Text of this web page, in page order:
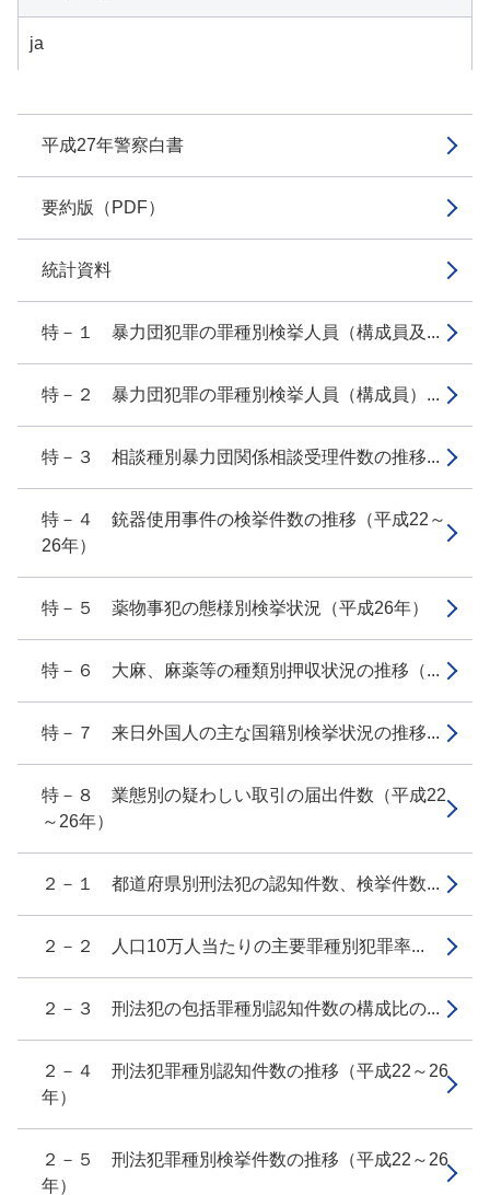
平成27年警察白書
要約版（PDF）
統計資料
特－１ 暴力団犯罪の罪種別検挙人員（構成員及...
特－２ 暴力団犯罪の罪種別検挙人員（構成員）...
特－３ 相談種別暴力団関係相談受理件数の推移...
特－４ 銃器使用事件の検挙件数の推移（平成22～
26年）
特－５ 薬物事犯の態様別検挙状況（平成26年）
特－６ 大麻、麻薬等の種類別押収状況の推移（...
特－７ 来日外国人の主な国籍別検挙状況の推移...
特－８ 業態別の疑わしい取引の届出件数（平成22
～26年）
２－１ 都道府県別刑法犯の認知件数、検挙件数...
２－２ 人口10万人当たりの主要罪種別犯罪率...
２－３ 刑法犯の包括罪種別認知件数の構成比の...
２－４ 刑法犯罪種別認知件数の推移（平成22～26
年）
２－５ 刑法犯罪種別検挙件数の推移（平成22～26
年）
ja